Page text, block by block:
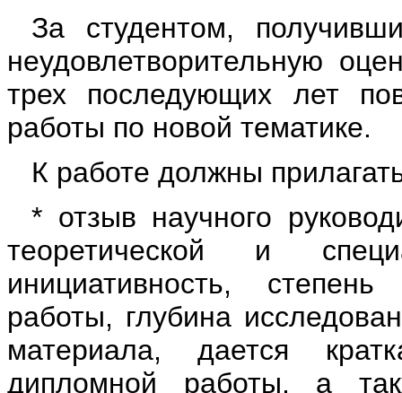
За студентом,
неудовлетворительную
трех последующих лет
работы по новой тематике.
К работе должны
* отзыв научного
теоретической и
инициативность,
работы, глубина
материала, дается
дипломной работы, а